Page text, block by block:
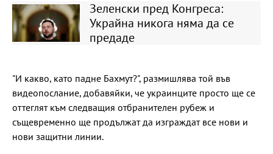
Зеленски пред Конгреса:
Украйна никога няма да се
предаде
"И какво, като падне Бахмут?", размишлява той във
видеопослание, добавяйки, че украинците просто ще се
оттеглят към следващия отбранителен рубеж и
същевременно ще продължат да изграждат все нови и
нови защитни линии.